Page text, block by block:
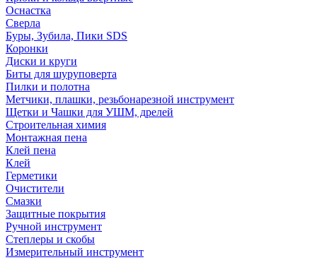
Оснастка
Сверла
Буры, Зубила, Пики SDS
Коронки
Диски и круги
Биты для шуруповерта
Пилки и полотна
Метчики, плашки, резьбонарезной инструмент
Щетки и Чашки для УШМ, дрелей
Строительная химия
Монтажная пена
Клей пена
Клей
Герметики
Очистители
Смазки
Защитные покрытия
Ручной инструмент
Степлеры и скобы
Измерительный инструмент